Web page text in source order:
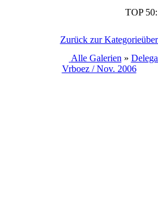
TOP 50:
Zurück zur
Alle Galerien »
Vrboez / Nov. 2006